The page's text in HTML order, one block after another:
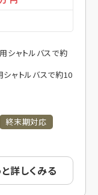
シャトルバスで約
ャトルバスで約10
終末期対応
詳しくみる